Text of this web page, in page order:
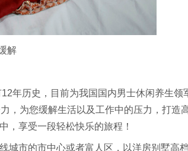
解
年历史，目前为我国国内男士休闲养生领
，为您缓解生活以及工作中的压力，打造
，享受一段轻松快乐的旅程！
城市的市中心或者富人区，以洋房别墅高